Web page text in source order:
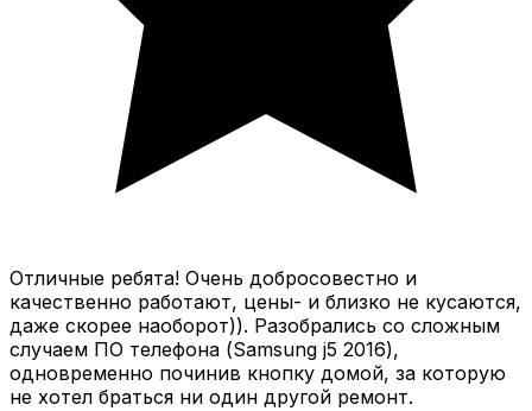
Отличные ребята! Очень добросовестно и
качественно работают, цены- и близко не кусаются,
даже скорее наоборот)). Разобрались со сложным
случаем ПО телефона (Samsung j5 2016),
одновременно починив кнопку домой, за которую
не хотел браться ни один другой ремонт.